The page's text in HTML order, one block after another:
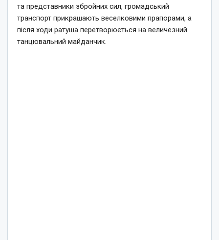
та представники збройних сил, громадський
транспорт прикрашають веселковими прапорами, а
після ходи ратуша перетворюється на величезний
танцювальний майданчик.